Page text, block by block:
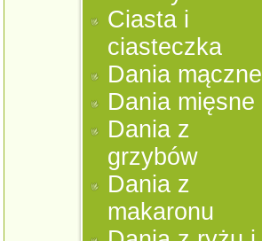
Ciasta i
ciasteczka
Dania mączne
Dania mięsne
Dania z
grzybów
Dania z
makaronu